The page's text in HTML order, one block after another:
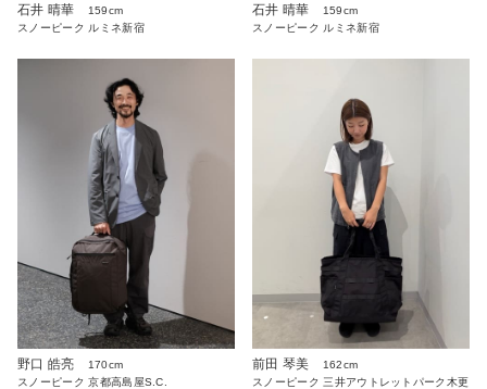
石井 晴華
159cm
スノーピーク ルミネ新宿
石井 晴華
159cm
スノーピーク ルミネ新宿
野口 皓亮
170cm
スノーピーク 京都高島屋S.C.
前田 琴美
162cm
スノーピーク 三井アウトレットパーク木更